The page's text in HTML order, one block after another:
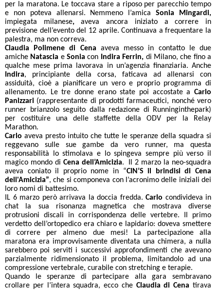
per la maratona. Le toccava stare a riposo per parecchio tempo
e non poteva allenarsi. Nemmeno l’amicaSonia
Mingardi,
impiegata milanese,aveva ancora iniziato a correre in
previsione dell’evento del 12 aprile. Continuava a frequentare la
palestra, ma non correva.
Claudia Polimene di Cena aveva messo in contatto
le due
amiche Natascia eSonia con Indira Ferrin, di Milano, che fino a
qualche mese prima lavorava in un’agenzia finanziaria. Anche
Indira, principiante della corsa, faticava ad allenarsi con
assiduità, cioè a pianificare un vero e proprio programma di
allenamento. Le tre donne erano state poi accostate a Carlo
Panizzari (rappresentante di prodotti farmaceutici, nonché vero
runner brianzolo seguito dalla redazione di Runninginthepark)
per costituire una delle staffette della ODV per la Relay
Marathon.
Carlo aveva presto intuito che tutte le speranze della squadra si
reggevano sulle sue gambe da vero runner, ma questa
responsabilità lo stimolava e lo spingeva sempre più verso il
magico mondo di Cena dell’Amicizia. Il 2 marzo la neo-squadra
aveva coniato il proprio nome in “CIN’S il brindisi di Cena
dell'Amicizia”, che si componeva con l’acronimo delle iniziali dei
loro nomi di battesimo.
IL 6 marzo però arrivava la doccia fredda. Carlo condivideva in
chat la sua risonanza magnetica che mostrava diverse
protrusioni discali in corrispondenza delle vertebre. Il primo
verdetto dell’ortopedico era chiaro e lapidario: doveva smettere
di correre per almeno due mesi! La partecipazione alla
maratona era improvvisamente diventata una chimera, a nulla
sarebbero poi serviti i successivi approfondimenti che avevano
parzialmente ridimensionato il problema, limitandolo ad una
compressione vertebrale, curabile con stretching e terapie.
Quando le speranze di partecipare alla gara sembravano
crollare per l’intera squadra, ecco che Claudia di Cena tirava